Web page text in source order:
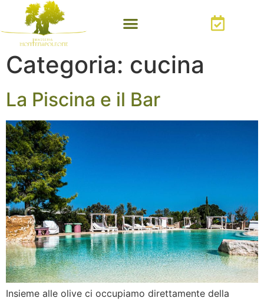
Categoria: cucina
La Piscina e il Bar
Insieme alle olive ci occupiamo direttamente della